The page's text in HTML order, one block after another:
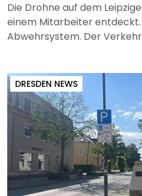
Die Drohne auf dem
einem Mitarbeiter
Abwehrsystem. Der
DRESDEN NEWS